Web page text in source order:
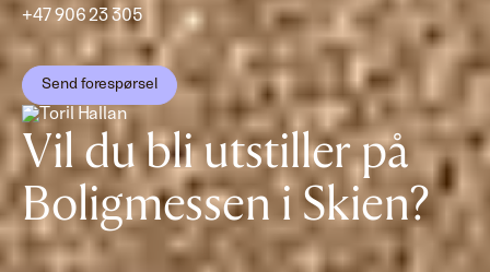
+47 906 23 305
Send forespørsel
Vil du bli utstiller på
Boligmessen i Skien?